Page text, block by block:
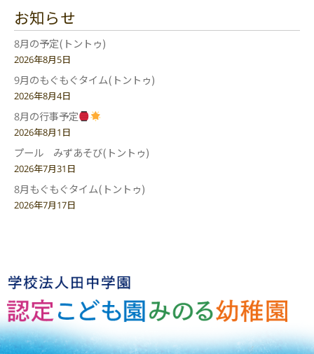
お知らせ
8月の予定(トントゥ)
2026年8月5日
9月のもぐもぐタイム(トントゥ)
2026年8月4日
8月の行事予定
2026年8月1日
プール みずあそび(トントゥ)
2026年7月31日
8月もぐもぐタイム(トントゥ)
2026年7月17日